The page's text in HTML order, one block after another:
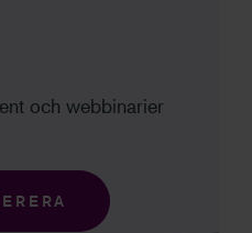
och webbinarier